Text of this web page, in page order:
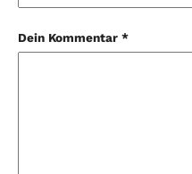
Dein Kommentar *